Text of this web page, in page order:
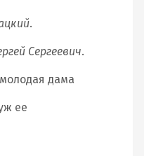
.
Сергеевич.
дама
ее